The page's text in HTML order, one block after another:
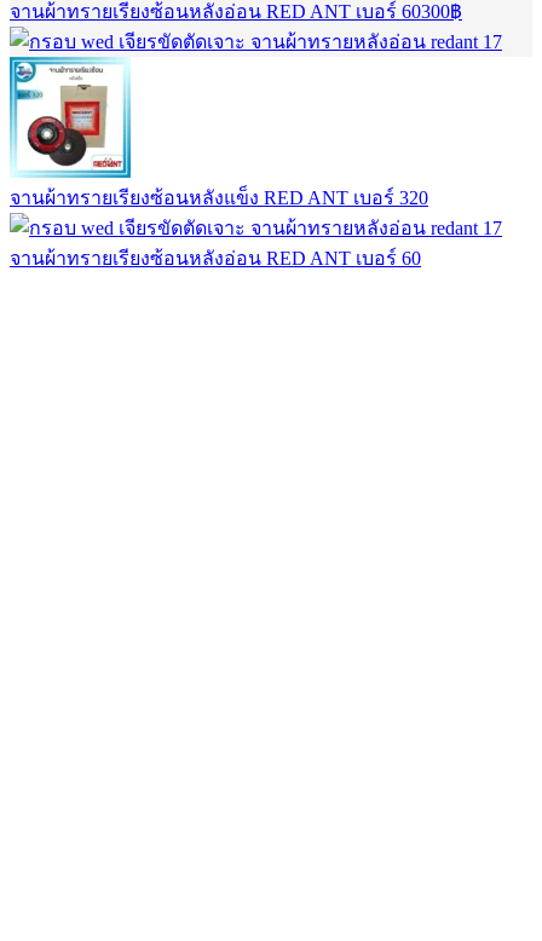
จานผ้าทรายเรียงซ้อนหลังอ่อน RED ANT เบอร์ 60300฿
จานผ้าทรายเรียงซ้อนหลังแข็ง RED ANT เบอร์ 320
จานผ้าทรายเรียงซ้อนหลังอ่อน RED ANT เบอร์ 60